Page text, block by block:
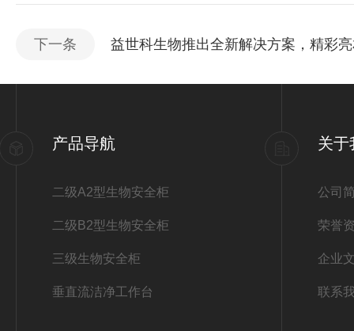
下一条 益世科生物推出全新解决方案，精彩
产品导航
二级A2型生物安全柜
二级B2型生物安全柜
三级生物安全柜
垂直流洁净工作台
关于
公司
荣誉
企业
联系